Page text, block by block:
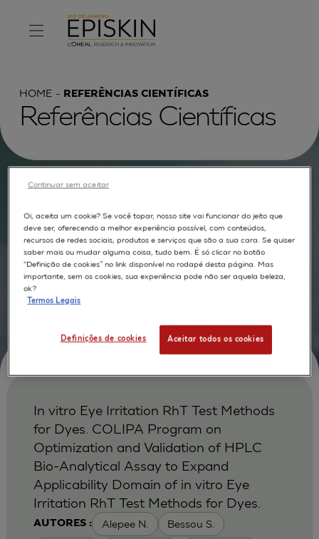
HOME REFERÊNCIAS CIENTÍFICAS
Referências Científicas
Procurar por :
TEXTO COMPLETO MODELOS APLICAÇÕES
AUTORES
AUTORES : Alepee N. Bessou S.
In vitro Eye Irritation RhT Test Methods
for Dyes. COLIPA Program on
Optimization and Validation of HPLC
Bio-Analytical Assay to Expand
Applicability Domain of in vitro Eye
Irritation RhT Test Methods for Dyes.
Oi, aceita um cookie? Se você topar, nosso site vai funcionar do jeito que
deve ser, oferecendo a melhor experiência possível, com conteúdos,
recursos de redes sociais, produtos e serviços que são a sua cara. Se quiser
saber mais ou mudar alguma coisa, tudo bem. É só clicar no botão
“Definição de cookies” no link disponível no rodapé desta página. Mas
importante, sem os cookies, sua experiência pode não ser aquela beleza,
ok?
Termos Legais
Definições de cookies Aceitar todos os cookies
Continuar sem aceitar